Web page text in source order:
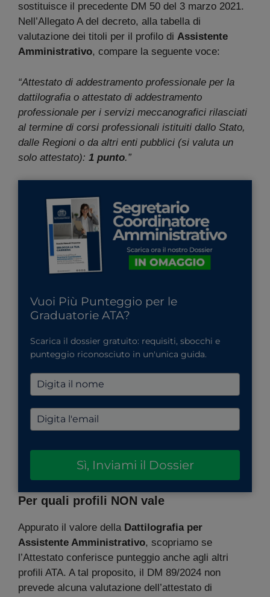
sostituisce il precedente DM 50 del 3 marzo 2021.
Nell’Allegato A del decreto, alla tabella di
valutazione dei titoli per il profilo di Assistente
Amministrativo, compare la seguente voce:
“Attestato di addestramento professionale per la
dattilografia o attestato di addestramento
professionale per i servizi meccanografici rilasciati
al termine di corsi professionali istituiti dallo Stato,
dalle Regioni o da altri enti pubblici (si valuta un
solo attestato): 1 punto.”
Vuoi Più Punteggio per le
Graduatorie ATA?
Scarica il dossier gratuito: requisiti, sbocchi e
punteggio riconosciuto in un'unica guida.
Sì, Inviami il Dossier
Per quali profili NON vale
Appurato il valore della Dattilografia per
Assistente Amministrativo, scopriamo se
l’Attestato conferisce punteggio anche agli altri
profili ATA. A tal proposito, il DM 89/2024 non
prevede alcuna valutazione dell’attestato di